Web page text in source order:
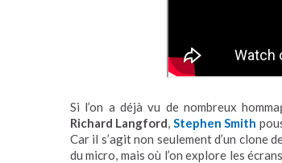
Si l’on a déjà vu de nombreux
Richard Langford, Stephen Smith
Car il s’agit non seulement d’un clone
du micro, mais où l’on explore les